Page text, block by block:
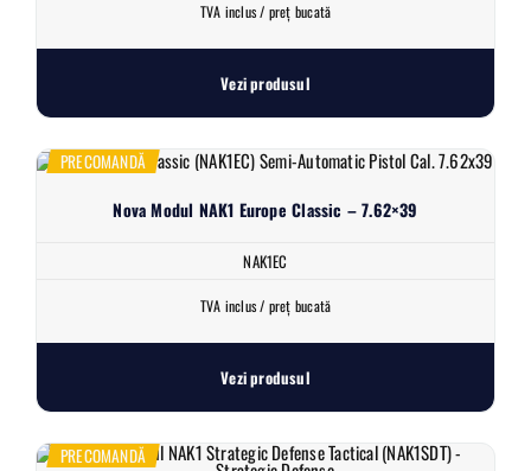
TVA inclus / preț bucată
Vezi produsul
Nova Modul NAK1 Europe Classic – 7.62×39
NAK1EC
PRECOMANDĂ
TVA inclus / preț bucată
Vezi produsul
PRECOMANDĂ